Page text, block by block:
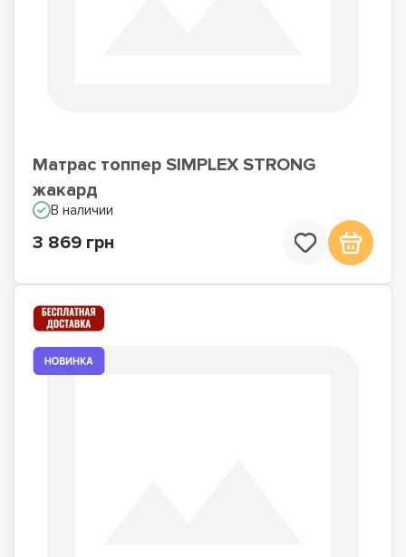
Матрас топпер SIMPLEX STRONG
жакард
В наличии
3 869 грн